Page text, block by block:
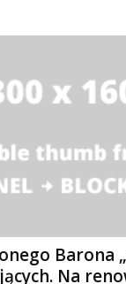
Barona
Na